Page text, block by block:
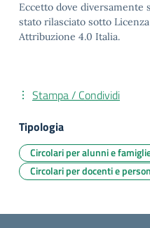
Eccetto dove diversamente
stato rilasciato sotto
Attribuzione 4.0 Italia.
Stampa / Condividi
Tipologia
Circolari per alunni e
Circolari per docenti e